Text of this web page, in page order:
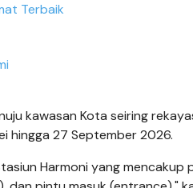
Terbaik
kawasan Kota seiring
hingga 27 September 2026.
Harmoni yang mencakup